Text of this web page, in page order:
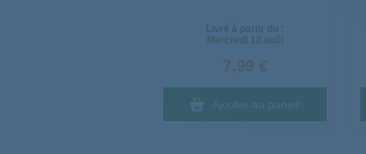
Mercredi
12 août
7,99 €
Ajouter au panier